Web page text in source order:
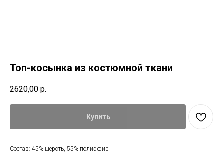
Топ-косынка из костюмной ткани
2620,00 р.
Купить
Состав: 45% шерсть, 55% полиэфир